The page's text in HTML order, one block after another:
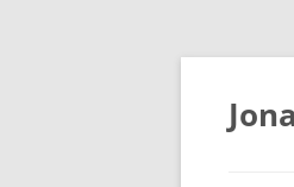
Aller